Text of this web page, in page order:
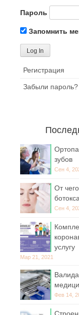
Пароль
Запомнить
Регистрация
Забыли пароль?
зубов
Сен 4,
От
Сен 4,
услугу
Мар 21, 2021
Фев 14,